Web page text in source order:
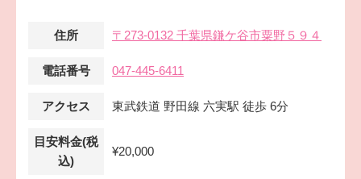
住所 〒273-0132 千葉県鎌ケ谷市粟野５９４
電話番号 047-445-6411
アクセス 東武鉄道 野田線 六実駅 徒歩 6分
目安料金(税
込)
¥20,000